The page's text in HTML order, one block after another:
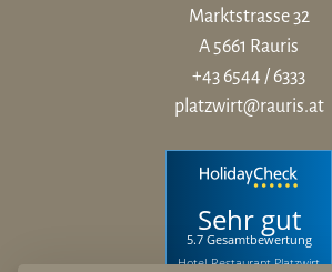
Marktstrasse 32
A 5661 Rauris
+43 6544 / 6333
platzwirt@rauris.at
Sehr gut
5.7 Gesamtbewertung
Hotel-Restaurant Platzwirt